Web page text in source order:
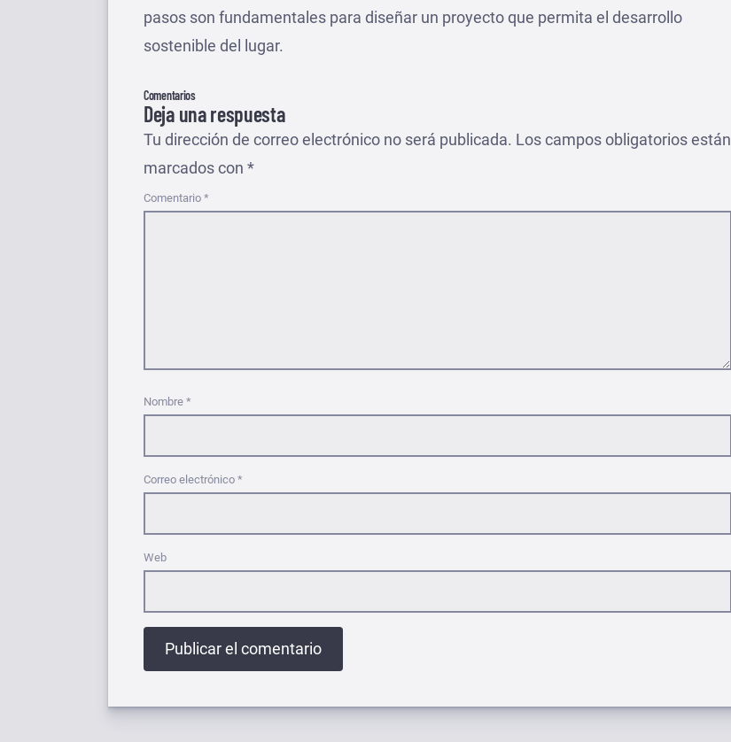
pasos son fundamentales para diseñar un proyecto que permita el desarrollo
sostenible del lugar.
Comentarios
Deja una respuesta
Tu dirección de correo electrónico no será publicada. Los campos obligatorios están
marcados con *
Comentario *
Nombre *
Correo electrónico *
Web